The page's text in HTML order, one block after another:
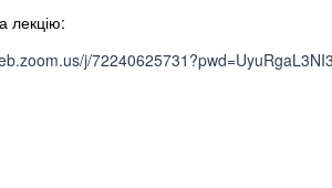
лекцію:
j/